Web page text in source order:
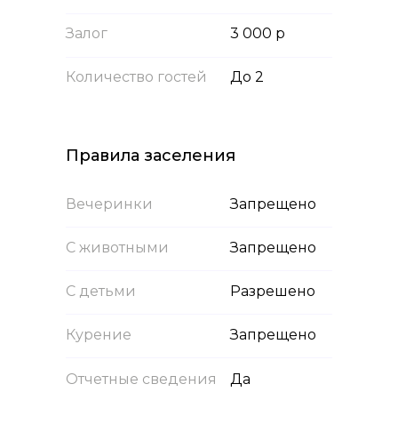
Правила заселения
Вечеринки Запрещено
С животными Запрещено
С детьми Разрешено
Залог 3 000 р
Курение Запрещено
Количество гостей До 2
Отчетные сведения Да